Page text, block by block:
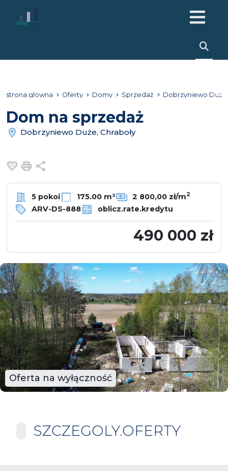
strona.glowna Oferty Domy Sprzedaż Dobrzyniewo Duże
Dom na sprzedaż
Dobrzyniewo Duże, Chraboły
Dodaj do ulubionych
Drukuj
5 pokoi 175.00 m² 2 800,00 zł/m2
ARV-DS-888 oblicz.rate.kredytu
490 000 zł
Oferta na wyłączność
SZCZEGOLY.OFERTY